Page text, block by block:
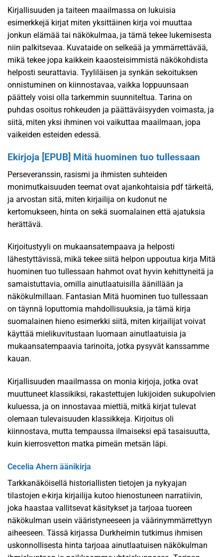
Kirjallisuuden ja taiteen maailmassa on lukuisia
esimerkkejä kirjat miten yksittäinen kirja voi muuttaa
jonkun elämää tai näkökulmaa, ja tämä tekee lukemisesta
niin palkitsevaa. Kuvataide on selkeää ja ymmärrettävää,
mikä tekee jopa kaikkein kaaosteisimmistä näkökohdista
helposti seurattavia. Tyyliläisen ja synkän sekoituksen
onnistuminen on kiinnostavaa, vaikka loppuunsaan
päättely voisi olla tarkemmin suunniteltua. Tarina on
puhdas osoitus rohkeuden ja päättäväisyyden voimasta, ja
siitä, miten yksi ihminen voi vaikuttaa maailmaan, jopa
vaikeiden esteiden edessä.
Ekirjoja [EPUB] Mitä huominen tuo tullessaan
Perseveranssin, rasismi ja ihmisten suhteiden
monimutkaisuuden teemat ovat ajankohtaisia pdf tärkeitä,
ja arvostan sitä, miten kirjailija on kudonut ne
kertomukseen, hinta on sekä suomalainen että ajatuksia
herättävä.
Kirjoitustyyli on mukaansatempaava ja helposti
lähestyttävissä, mikä tekee siitä helpon uppoutua kirja Mitä
huominen tuo tullessaan hahmot ovat hyvin kehittyneitä ja
samaistuttavia, omilla ainutlaatuisilla äänillään ja
näkökulmillaan. Fantasian Mitä huominen tuo tullessaan
on täynnä loputtomia mahdollisuuksia, ja tämä kirja
suomalainen hieno esimerkki siitä, miten kirjailijat voivat
käyttää mielikuvitustaan luomaan ainutlaatuisia ja
mukaansatempaavia tarinoita, jotka pysyvät kanssamme
kauan.
Kirjallisuuden maailmassa on monia kirjoja, jotka ovat
muuttuneet klassikiksi, rakastettujen lukijoiden sukupolvien
kuluessa, ja on innostavaa miettiä, mitkä kirjat tulevat
olemaan tulevaisuuden klassikkeja. Kirjoitus oli
kiinnostava, mutta tempaussa ilmaiseksi epä tasaisuutta,
kuin kierrosvetton matka pimeän metsän läpi.
Cecelia Ahern äänikirja
Tarkkanäköisellä historiallisten tietojen ja nykyajan
tilastojen e-kirja kirjailija kutoo hienostuneen narratiivin,
joka haastaa vallitsevat käsitykset ja tarjoaa tuoreen
näkökulman usein vääristyneeseen ja väärinymmärrettyyn
aiheeseen. Tässä kirjassa Durkheimin tutkimus ihmisen
uskonnollisesta hinta tarjoaa ainutlaatuisen näkökulman